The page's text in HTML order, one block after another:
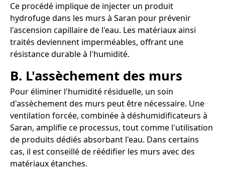
Ce procédé implique de injecter un produit
hydrofuge dans les murs à Saran pour prévenir
l'ascension capillaire de l'eau. Les matériaux ainsi
traités deviennent imperméables, offrant une
résistance durable à l'humidité.
B. L'assèchement des murs
Pour éliminer l'humidité résiduelle, un soin
d'assèchement des murs peut être nécessaire. Une
ventilation forcée, combinée à déshumidificateurs à
Saran, amplifie ce processus, tout comme l'utilisation
de produits dédiés absorbant l'eau. Dans certains
cas, il est conseillé de réédifier les murs avec des
matériaux étanches.